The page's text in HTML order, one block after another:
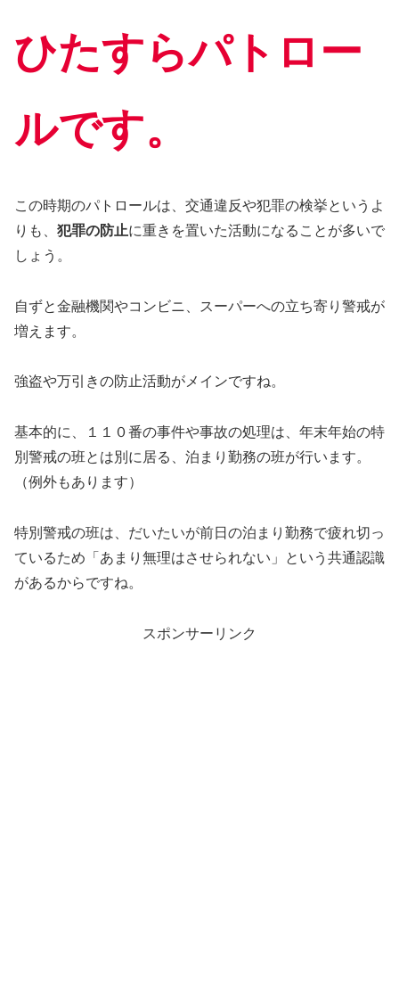
ひたすらパトロー
ルです。
この時期のパトロールは、交通違反や犯罪の検挙というよ
りも、 犯罪の防止に重きを置いた活動になることが多いで
しょう。
自ずと金融機関やコンビニ、スーパーへの立ち寄り警戒が
増えます。
強盗や万引きの防止活動がメインですね。
基本的に、１１０番の事件や事故の処理は、年末年始の特
別警戒の班とは別に居る、泊まり勤務の班が行います。
（例外もあります）
特別警戒の班は、だいたいが前日の泊まり勤務で疲れ切っ
ているため「あまり無理はさせられない」という共通認識
があるからですね。
スポンサーリンク